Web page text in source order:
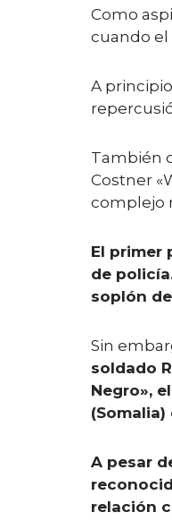
Como
cuando el
A
También
Costner
complejo
El primer
de
soplón
Sin
soldado
Negro»,
(Somalia)
A pesar
relación